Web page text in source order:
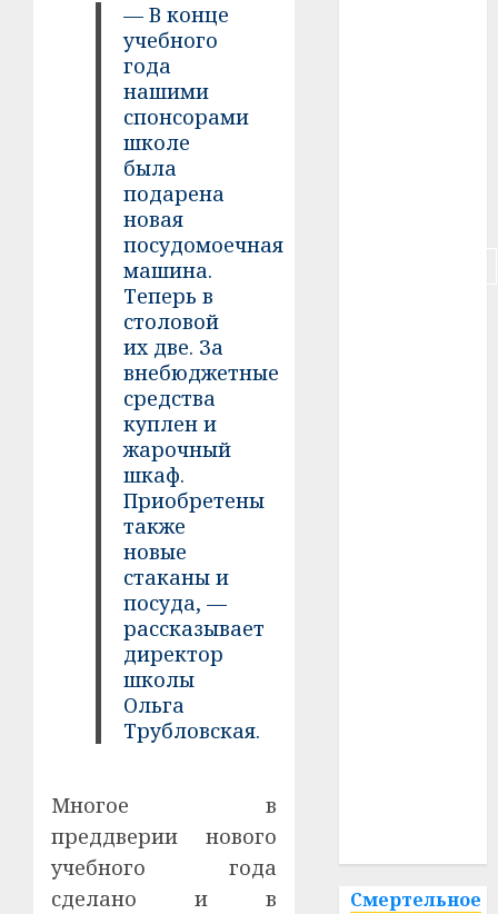
— В конце
учебного
года
нашими
спонсорами
школе
была
подарена
новая
посудомоечная
машина.
Теперь в
столовой
их две. За
внебюджетные
средства
куплен и
жарочный
шкаф.
Приобретены
также
новые
стаканы и
посуда, —
рассказывает
директор
школы
Ольга
Трубловская.
Многое в
преддверии нового
учебного года
сделано и в
Смертельное